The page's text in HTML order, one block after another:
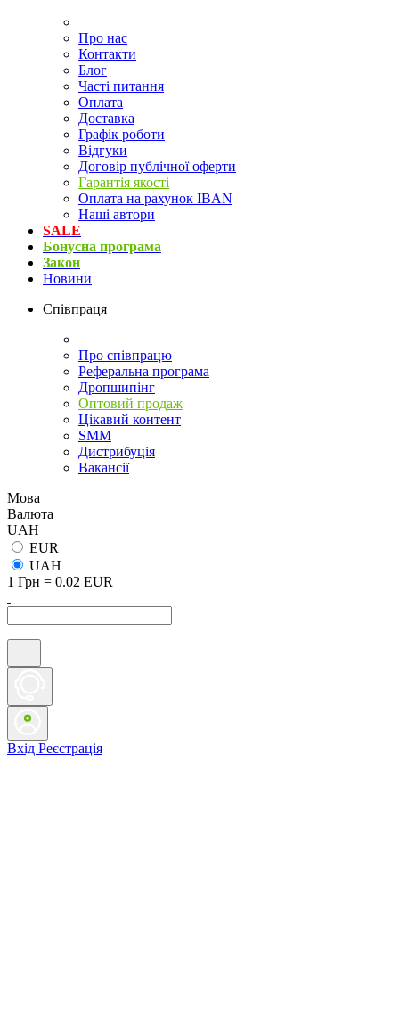
Про нас
Контакти
Блог
Часті питання
Оплата
Доставка
Графік роботи
Відгуки
Договір публічної оферти
Гарантія якості
Оплата на рахунок IBAN
Наші автори
SALE
Бонусна програма
Закон
Новини
Співпраця
Про співпрацю
Реферальна програма
Дропшипінг
Оптовий продаж
Цікавий контент
SMM
Дистрибуція
Вакансії
Мова
Валюта
UAH
EUR
UAH
1 Грн = 0.02 EUR
Вхід Реєстрація